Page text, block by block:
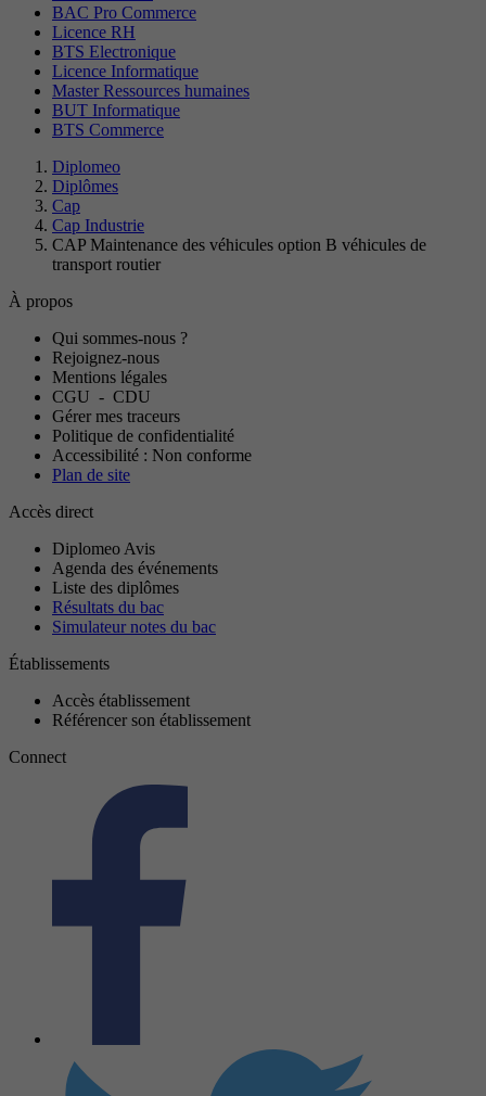
BAC Pro Commerce
Licence RH
BTS Electronique
Licence Informatique
Master Ressources humaines
BUT Informatique
BTS Commerce
Diplomeo
Diplômes
Cap
Cap Industrie
CAP Maintenance des véhicules option B véhicules de
transport routier
À propos
Qui sommes-nous ?
Rejoignez-nous
Mentions légales
CGU - CDU
Gérer mes traceurs
Politique de confidentialité
Accessibilité : Non conforme
Plan de site
Accès direct
Diplomeo Avis
Agenda des événements
Liste des diplômes
Résultats du bac
Simulateur notes du bac
Établissements
Accès établissement
Référencer son établissement
Connect